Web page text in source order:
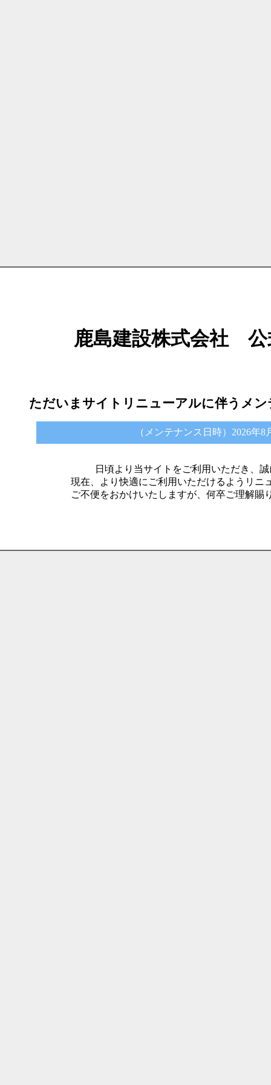
鹿島建設株式会社
ただいまサイトリニューアルに伴うメ
（メンテナンス日時）2026年8
日頃より当サイトをご利用いただき、
現在、より快適にご利用いただけるようリニ
ご不便をおかけいたしますが、何卒ご理解賜